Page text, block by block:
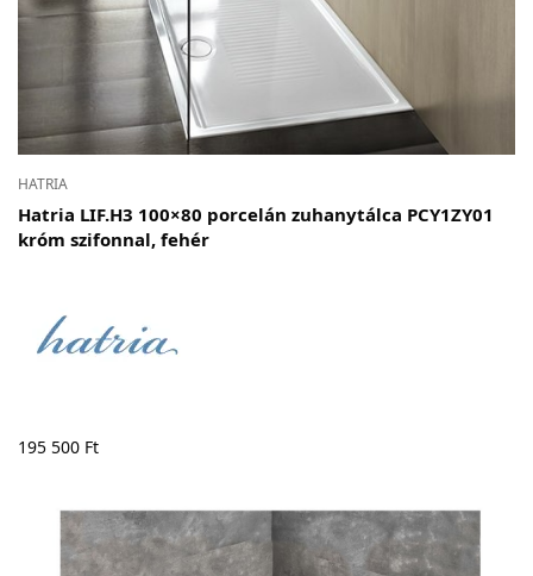
HATRIA
Hatria LIF.H3 100×80 porcelán zuhanytálca PCY1ZY01
króm szifonnal, fehér
195 500 Ft